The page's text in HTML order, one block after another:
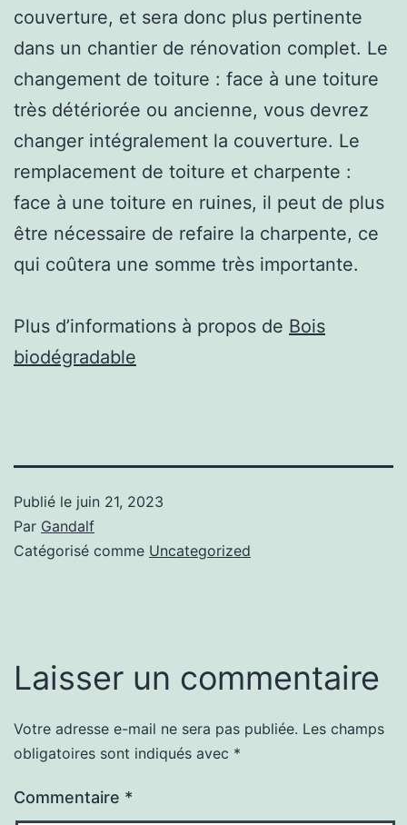
couverture, et sera donc plus pertinente
dans un chantier de rénovation complet. Le
changement de toiture : face à une toiture
très détériorée ou ancienne, vous devrez
changer intégralement la couverture. Le
remplacement de toiture et charpente :
face à une toiture en ruines, il peut de plus
être nécessaire de refaire la charpente, ce
qui coûtera une somme très importante.
Plus d’informations à propos de Bois
biodégradable
Publié le juin 21, 2023
Par Gandalf
Catégorisé comme Uncategorized
Laisser un commentaire
Votre adresse e-mail ne sera pas publiée. Les champs
obligatoires sont indiqués avec *
Commentaire *